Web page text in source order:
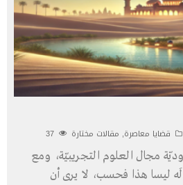
قضايا معاصرة, مقالات مختارة
مجال العلوم التجريبيّة، ومع
ليسا هذا فحسب، لا يرى أن